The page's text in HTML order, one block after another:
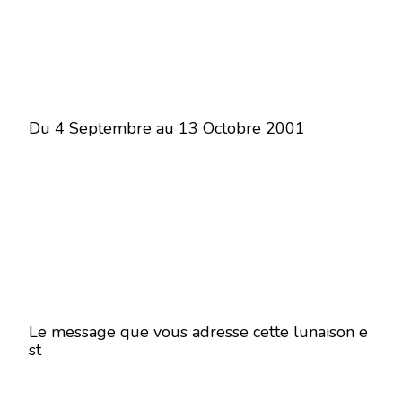
Du 4 Septembre au 13 Octobre 2001
Le message que vous adresse cette lunaison e
st